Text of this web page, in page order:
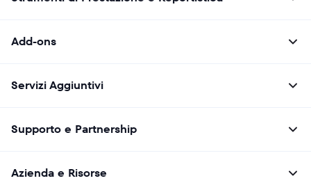
Add-ons
Servizi Aggiuntivi
Supporto e Partnership
Azienda e Risorse